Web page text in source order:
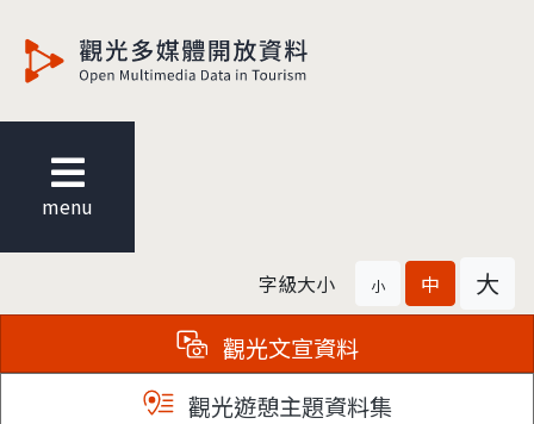
menu
字級大小 小 中 大
觀光文宣資料
觀光遊憩主題資料集